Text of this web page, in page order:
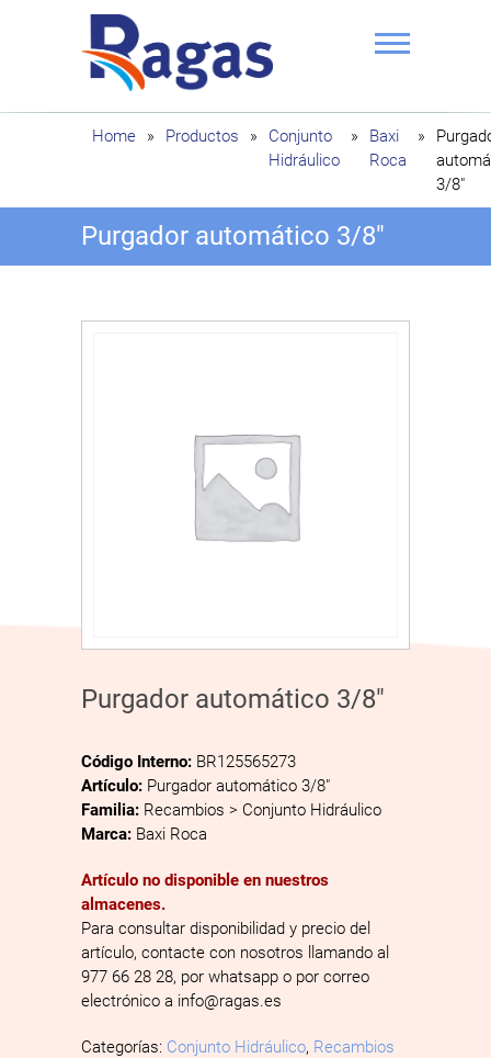
Ragas
Home » Productos »
Conjunto
Hidráulico
»
Baxi
Roca
»
3/8″
Purgador automático 3/8″
Purgador automático 3/8″
Código Interno: BR125565273
Artículo: Purgador automático 3/8″
Familia: Recambios > Conjunto Hidráulico
Marca: Baxi Roca
Artículo no disponible en nuestros
almacenes.
Para consultar disponibilidad y precio del
artículo, contacte con nosotros llamando al
977 66 28 28, por whatsapp o por correo
electrónico a info@ragas.es
Categorías: Conjunto Hidráulico, Recambios